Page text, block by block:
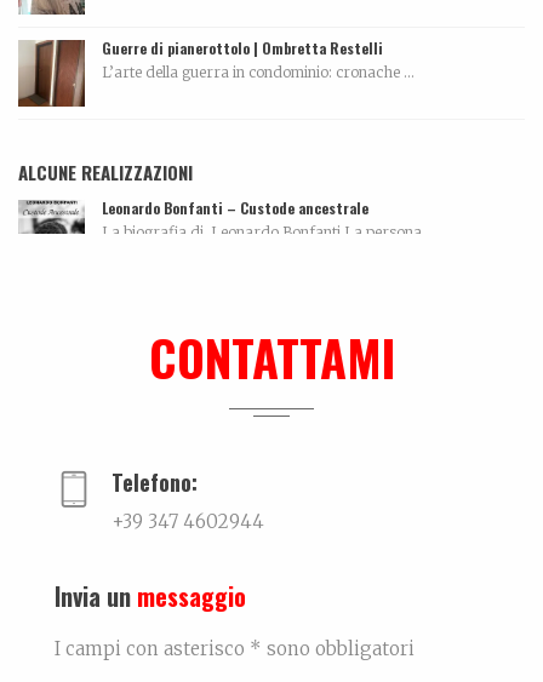
Guerre di pianerottolo | Ombretta Restelli
L’arte della guerra in condominio: cronache ...
ALCUNE REALIZZAZIONI
Leonardo Bonfanti – Custode ancestrale
La biografia di Leonardo Bonfanti La persona...
CONTATTAMI
Telefono:
+39 347 4602944
Invia un messaggio
I campi con asterisco * sono obbligatori